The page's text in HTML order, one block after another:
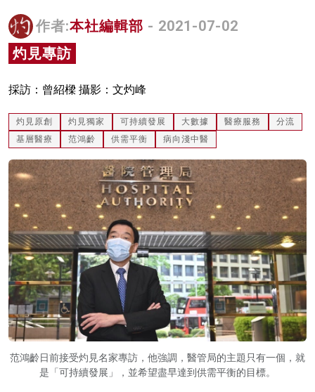
關於我們
作者:本社編輯部 - 2021-07-02
灼見專訪
採訪：曾紹樑 攝影：文灼峰
灼見原創 灼見獨家 可持續發展 大數據 醫療服務
分流
基層醫療
范鴻齡 供需平衡 病向淺中醫
范鴻齡日前接受灼見名家專訪，他強調，醫管局的主題只有一個，就
是「可持續發展」，並希望盡早達到供需平衡的目標。